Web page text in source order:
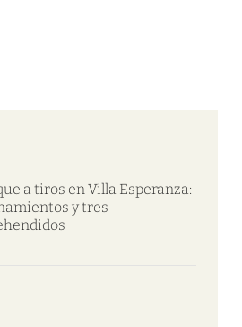
a tiros en Villa Esperanza:
y tres